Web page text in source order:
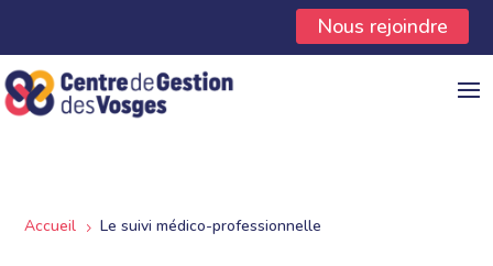
Nous rejoindre
Accueil 5 Le suivi médico-professionnelle